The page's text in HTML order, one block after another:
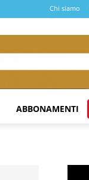
Chi siamo
ABBONAMENTI